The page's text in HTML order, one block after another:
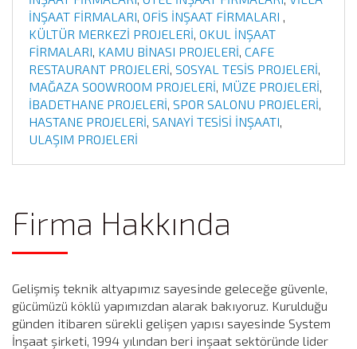
İNŞAAT FİRMALARI, OFİS İNŞAAT FİRMALARI ,
KÜLTÜR MERKEZİ PROJELERİ, OKUL İNŞAAT
FİRMALARI, KAMU BİNASI PROJELERİ, CAFE
RESTAURANT PROJELERİ, SOSYAL TESİS PROJELERİ,
MAĞAZA SOOWROOM PROJELERİ, MÜZE PROJELERİ,
İBADETHANE PROJELERİ, SPOR SALONU PROJELERİ,
HASTANE PROJELERİ, SANAYİ TESİSİ İNŞAATI,
ULAŞIM PROJELERİ
Firma Hakkında
Gelişmiş teknik altyapımız sayesinde geleceğe güvenle,
gücümüzü köklü yapımızdan alarak bakıyoruz. Kurulduğu
günden itibaren sürekli gelişen yapısı sayesinde System
İnşaat şirketi, 1994 yılından beri inşaat sektöründe lider